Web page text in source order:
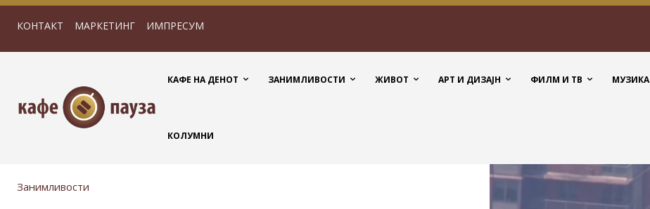
КОНТАКТ МАРКЕТИНГ ИМПРЕСУМ
КАФЕ НА ДЕНОТ ЗАНИМЛИВОСТИ ЖИВОТ АРТ И ДИЗАЈН ФИЛМ И ТВ МУЗИКА
КОЛУМНИ
Занимливости